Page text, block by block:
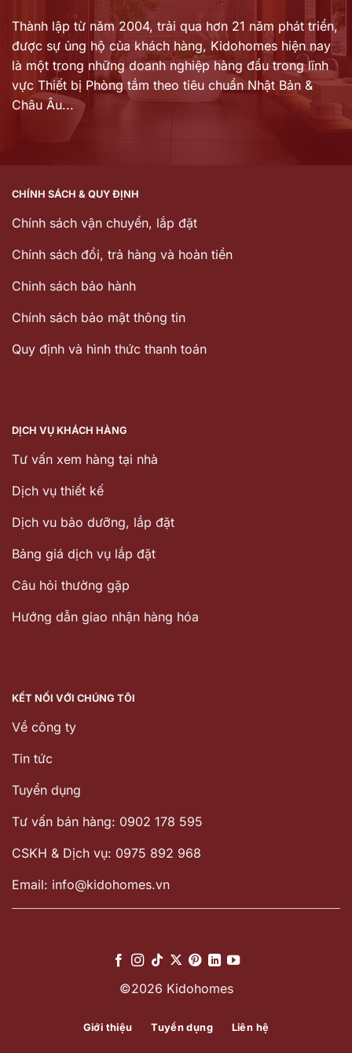
Thành lập từ năm 2004, trải qua hơn 21 năm phát triển,
được sự ủng hộ của khách hàng, Kidohomes hiện nay
là một trong những doanh nghiệp hàng đầu trong lĩnh
vực Thiết bị Phòng tắm theo tiêu chuẩn Nhật Bản &
Châu Âu...
CHÍNH SÁCH & QUY ĐỊNH
Chính sách vận chuyển, lắp đặt
Chính sách đổi, trả hàng và hoàn tiền
Chinh sách bảo hành
Chính sách bảo mật thông tin
Quy định và hình thức thanh toán
DỊCH VỤ KHÁCH HÀNG
Tư vấn xem hàng tại nhà
Dịch vụ thiết kế
Dịch vu bảo dưỡng, lắp đặt
Bảng giá dịch vụ lắp đặt
Câu hỏi thường gặp
Hướng dẫn giao nhận hàng hóa
KẾT NỐI VỚI CHÚNG TÔI
Về công ty
Tin tức
Tuyển dụng
Tư vấn bán hàng: 0902 178 595
CSKH & Dịch vụ: 0975 892 968
Email: info@kidohomes.vn
©2026 Kidohomes
Giới thiệu Tuyển dụng Liên hệ